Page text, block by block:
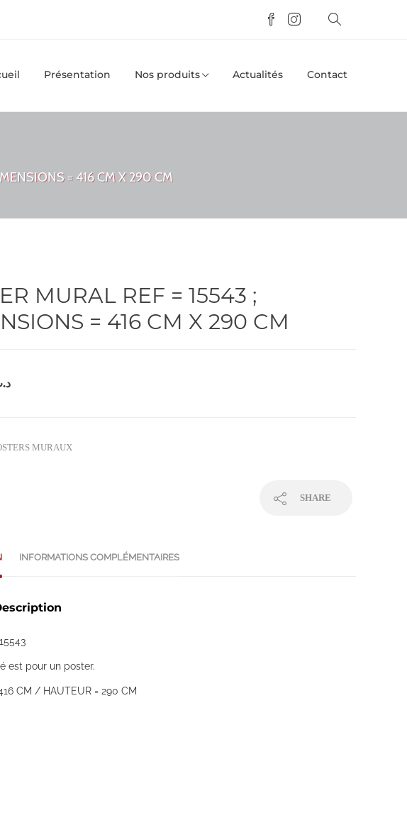
Présentation Nos produits Actualités Contact
= 416 CM X 290 CM
MURAL REF = 15543 ;
= 416 CM X 290 CM
MURAUX
SHARE
INFORMATIONS COMPLÉMENTAIRES
est pour un poster.
416 CM / HAUTEUR = 290 CM